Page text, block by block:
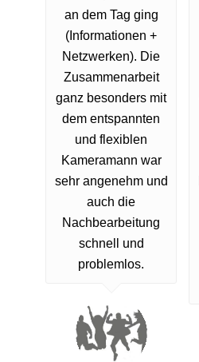
an dem Tag ging
(Informationen +
Netzwerken). Die
Zusammenarbeit
ganz besonders mit
dem entspannten
und flexiblen
Kameramann war
sehr angenehm und
auch die
Nachbearbeitung
schnell und
problemlos.